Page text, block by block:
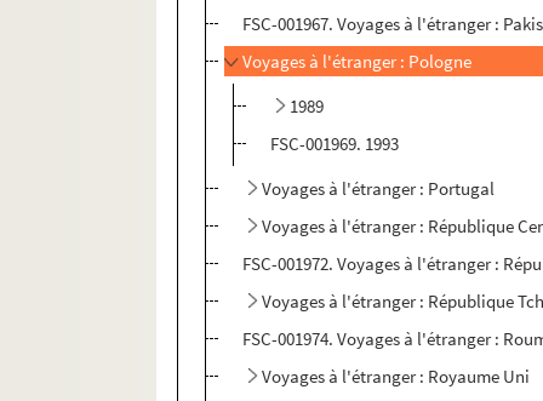
FSC-001967. Voyages à l'étranger :
Voyages à l'étranger : Pologne
1989
FSC-001969. 1993
Voyages à l'étranger : Portugal
Voyages à l'étranger : République
FSC-001972. Voyages à l'étranger :
Voyages à l'étranger : République
FSC-001974. Voyages à l'étranger :
Voyages à l'étranger : Royaume Uni